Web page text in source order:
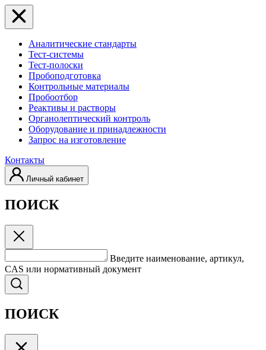
Аналитические стандарты
Тест-системы
Тест-полоски
Пробоподготовка
Контрольные материалы
Пробоотбор
Реактивы и растворы
Органолептический контроль
Оборудование и принадлежности
Запрос на изготовление
Контакты
Личный кабинет
ПОИСК
Введите наименование, артикул,
CAS или нормативный документ
ПОИСК